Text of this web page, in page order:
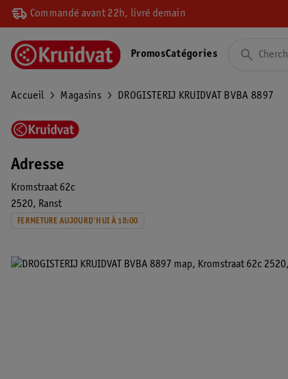
Commandé avant 22h, livré demain
PromosCatégories
Accueil Magasins DROGISTERIJ KRUIDVAT BVBA 8897
Adresse
Kromstraat 62c
2520
Ranst
FERMETURE AUJOURD'HUI À 18:00